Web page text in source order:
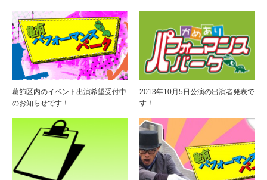
葛飾区内のイベント出演希望受付中
のお知らせです！
2013年10月5日公演の出演者発表で
す！